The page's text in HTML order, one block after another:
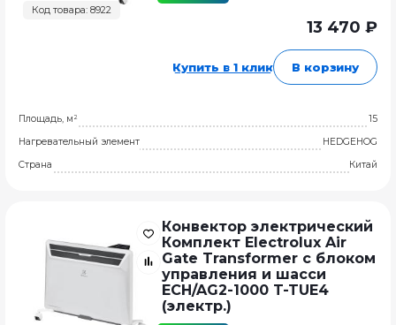
Код товара: 8922
13 470 ₽
Купить в 1 клик В корзину
Площадь, м²
15
Нагревательный элемент
HEDGEHOG
Страна
Китай
Конвектор электрический
Комплект Electrolux Air
Gate Transformer с блоком
управления и шасси
ECH/AG2-1000 T-TUE4
(электр.)